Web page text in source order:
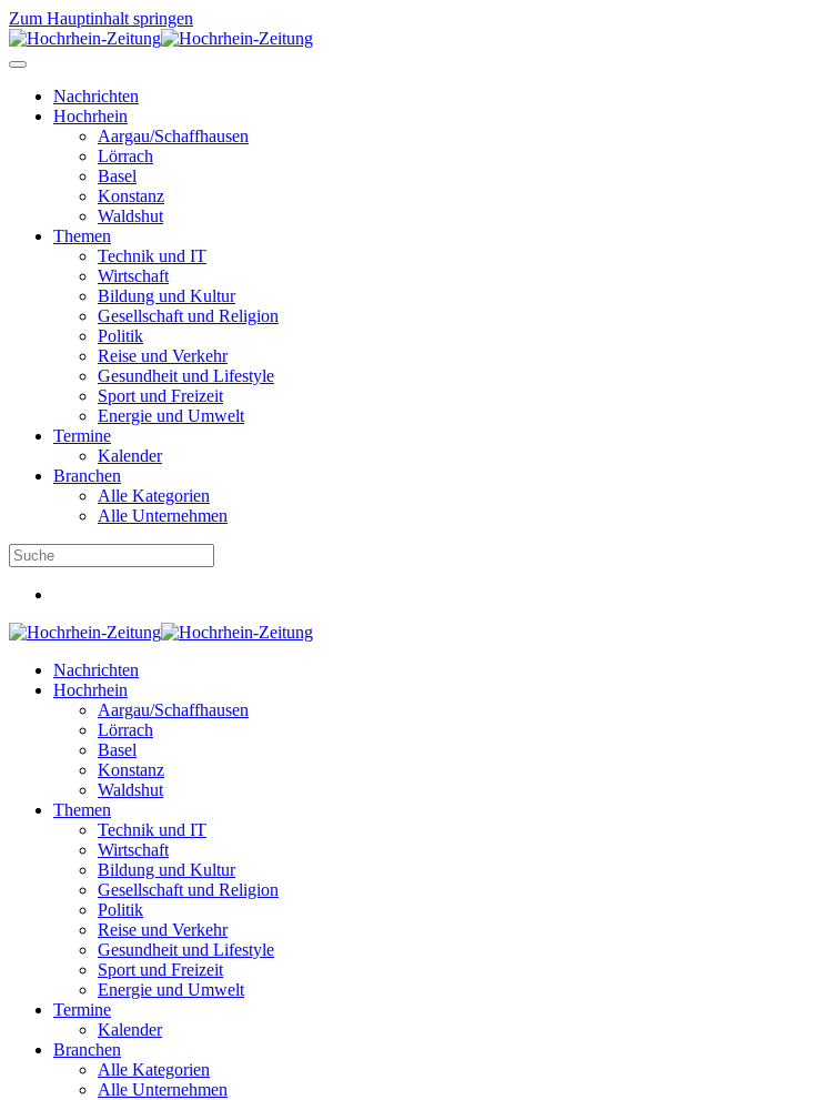
Zum Hauptinhalt springen
Nachrichten
Hochrhein
Aargau/Schaffhausen
Lörrach
Basel
Konstanz
Waldshut
Themen
Technik und IT
Wirtschaft
Bildung und Kultur
Gesellschaft und Religion
Politik
Reise und Verkehr
Gesundheit und Lifestyle
Sport und Freizeit
Energie und Umwelt
Termine
Kalender
Branchen
Alle Kategorien
Alle Unternehmen
Nachrichten
Hochrhein
Aargau/Schaffhausen
Lörrach
Basel
Konstanz
Waldshut
Themen
Technik und IT
Wirtschaft
Bildung und Kultur
Gesellschaft und Religion
Politik
Reise und Verkehr
Gesundheit und Lifestyle
Sport und Freizeit
Energie und Umwelt
Termine
Kalender
Branchen
Alle Kategorien
Alle Unternehmen